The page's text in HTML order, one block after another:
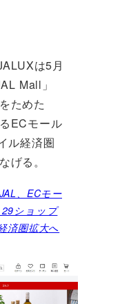
は5月
Mall」
ためた
ECモール
ル経済圏
げる。
、ECモー
29ショップ
済圏拡大へ